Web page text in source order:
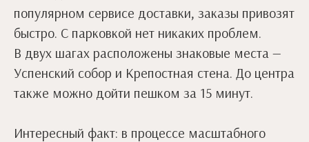
популярном сервисе доставки, заказы привозят
быстро. С парковкой нет никаких проблем.
В двух шагах расположены знаковые места —
Успенский собор и Крепостная стена. До центра
также можно дойти пешком за 15 минут.
Интересный факт: в процессе масштабного